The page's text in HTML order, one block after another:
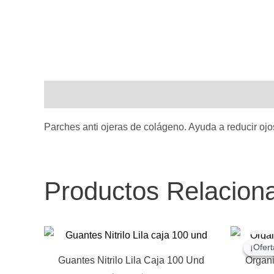
Parches anti ojeras de colágeno. Ayuda a reducir
Productos
Guantes Nitrilo Lila Caja 100 Und